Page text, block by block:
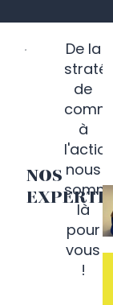
NOS
De la
de
à
nous
là
pour
vous
!